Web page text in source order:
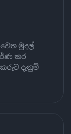
මුදල්
කර
දැනුම්